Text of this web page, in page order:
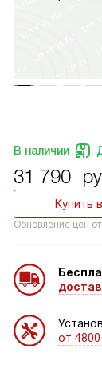
В наличии
31 790
Купить
Обновление цен от
от 4800